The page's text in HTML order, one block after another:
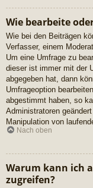
Wie bearbeite
Wie bei den Beiträgen
Verfasser, einem
Um eine Umfrage zu
dieser ist immer mit der
abgegeben hat, dann
Umfrageoption
abgestimmt haben, so
Administratoren
Manipulation von
Nach oben
Warum kann ich
zugreifen?